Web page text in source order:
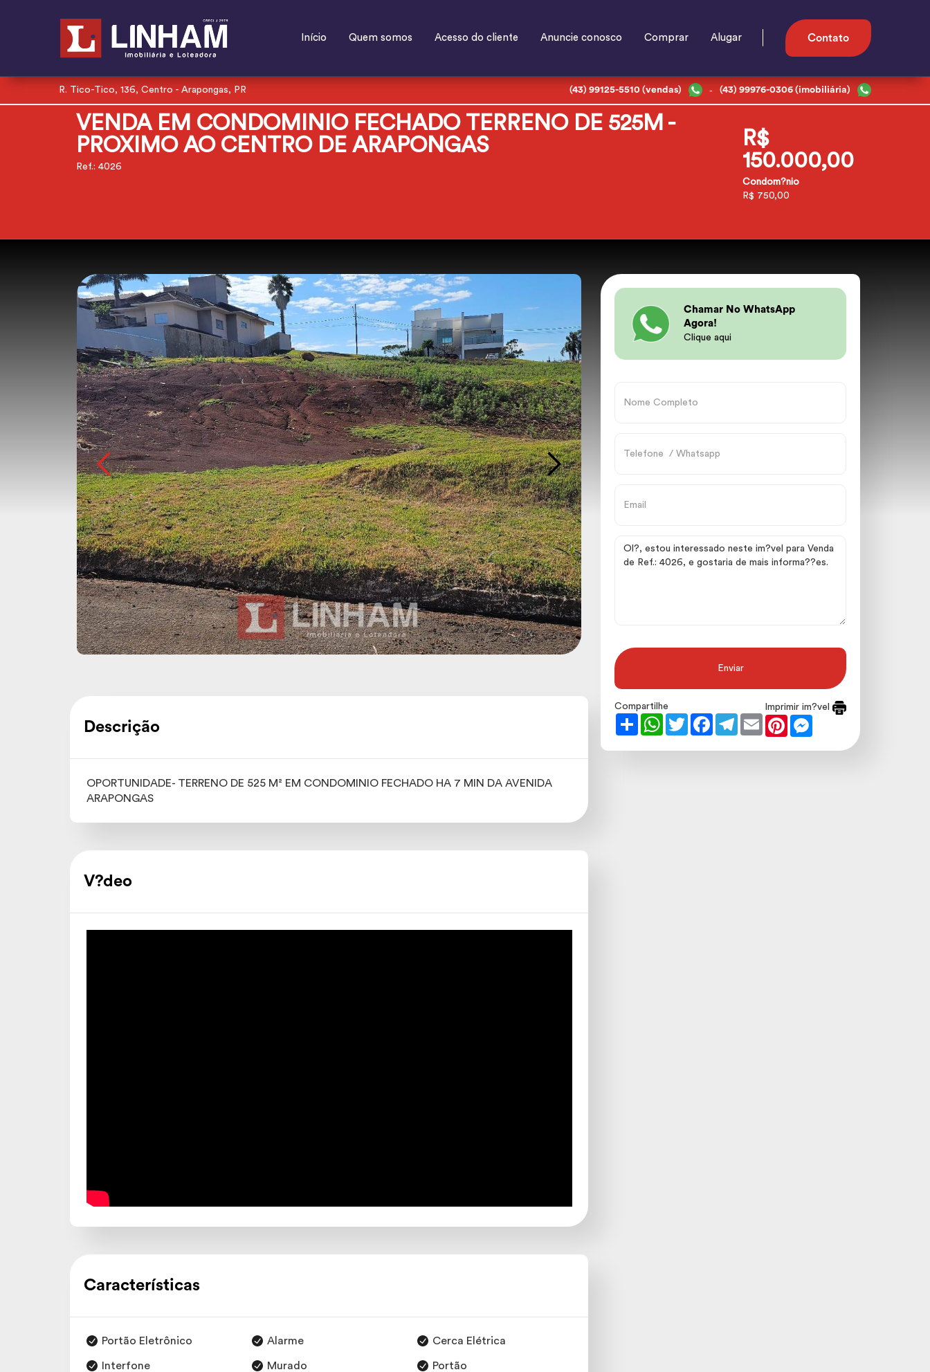
Início Quem somos Acesso do cliente Anuncie conosco Comprar Alugar Contato
R. Tico-Tico, 136, Centro - Arapongas, PR (43) 99125-5510 (vendas) - (43) 99976-0306 (imobiliária)
VENDA EM CONDOMINIO FECHADO TERRENO DE 525M -
PROXIMO AO CENTRO DE ARAPONGAS
Ref.: 4026
R$
150.000,00
Condom?nio
R$ 750,00
Descrição
OPORTUNIDADE- TERRENO DE 525 M² EM CONDOMINIO FECHADO HA 7 MIN DA AVENIDA
ARAPONGAS
V?deo
Características
Portão Eletrônico Alarme Cerca Elétrica
Interfone Murado Portão
Chamar No WhatsApp
Agora!
Clique aqui
Enviar
Imprimir im?vel
Compartilhe
Share
WhatsApp
TwitterFacebookTelegram
Email Pinterest